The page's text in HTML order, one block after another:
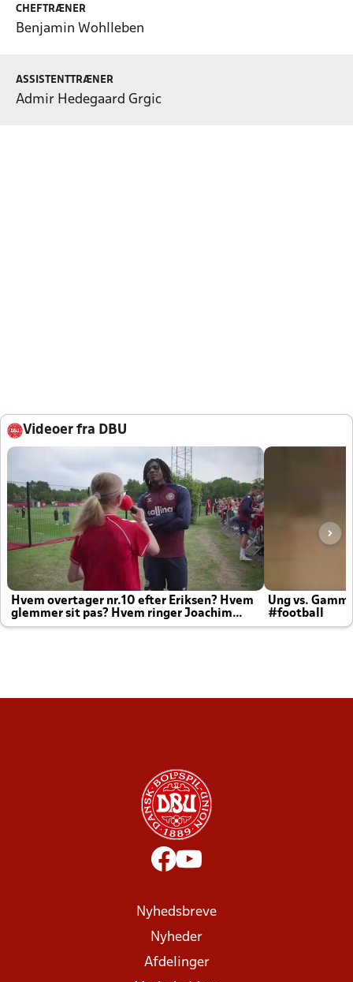
CHEFTRÆNER
Benjamin Wohlleben
ASSISTENTTRÆNER
Admir Hedegaard Grgic
Videoer fra DBU
Hvem overtager nr.10 efter Eriksen? Hvem
glemmer sit pas? Hvem ringer Joachim
altid til efter kampe?
Ung vs.
#football
Nyhedsbreve
Nyheder
Afdelinger